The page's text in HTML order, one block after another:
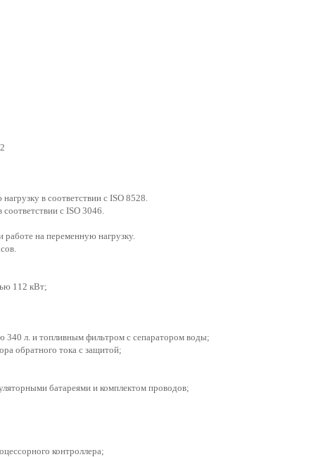
в соответствии с ISO 8528.
соответствии с ISO 3046.
работе на переменную нагрузку.
112 кВт;
340 л. и топливным фильтром с сепаратором воды;
обратного тока с защитой;
батареями и комплектом проводов;
контроллера;